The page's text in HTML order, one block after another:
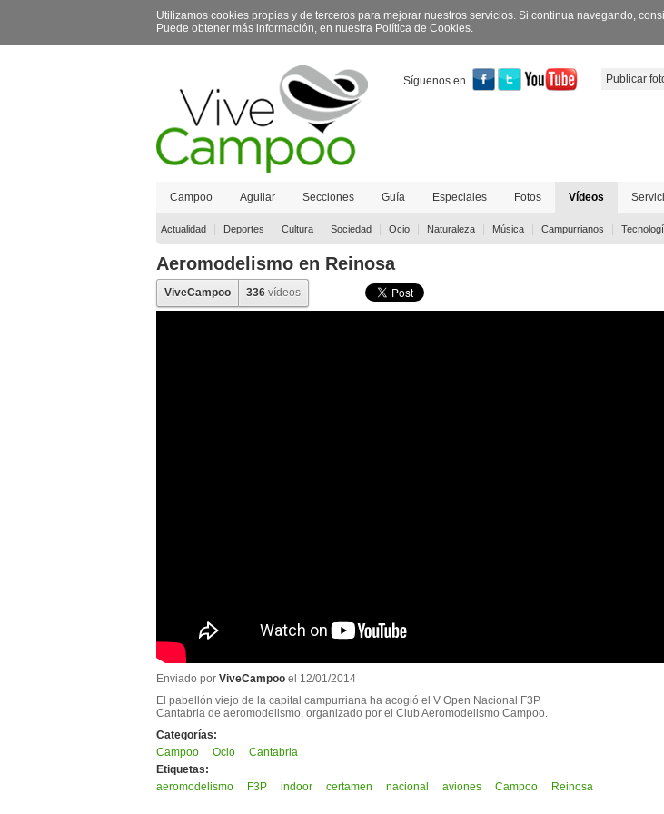
Utilizamos cookies propias y de terceros para mejorar nuestros servicios. Si continua navegando,
Puede obtener más información, en nuestra Política de Cookies.
Síguenos en Publicar
Campoo Aguilar Secciones Guía Especiales Fotos Vídeos
Actualidad Deportes Cultura Sociedad Ocio Naturaleza Música Campurrianos
Contacto
Aeromodelismo en Reinosa
ViveCampoo 336 vídeos
Enviado por ViveCampoo el 12/01/2014
El pabellón viejo de la capital campurriana ha acogió el V Open Nacional F3P
Cantabria de aeromodelismo, organizado por el Club Aeromodelismo Campoo.
Categorías:
Campoo
Ocio
Cantabria
Etiquetas:
aeromodelismo
F3P indoor certamen nacional aviones Campoo Reinosa